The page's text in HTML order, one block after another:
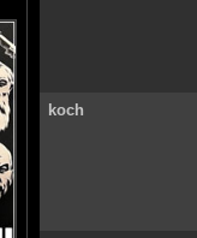
koch